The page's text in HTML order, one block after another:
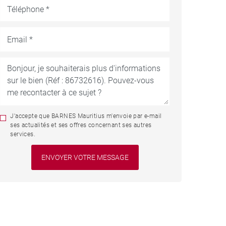
J'accepte que BARNES Mauritius m'envoie par e-mail
ses actualités et ses offres concernant ses autres
services.